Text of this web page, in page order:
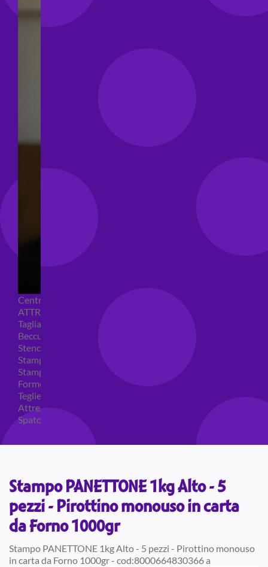
Centrini e Sacchetti Alimentari
ATTREZZI PER DOLCI
Tagliapasta
Beccucci e Sac à poche
Stencil per torte
Stampi ad espulsione
Stampi in silicone
Forme per cioccolato
Teglie per torte
Attrezzi cake design
Spatole ed accessori per decorare
Stampo PANETTONE 1kg Alto - 5
pezzi - Pirottino monouso in carta
da Forno 1000gr
Stampo PANETTONE 1kg Alto - 5 pezzi - Pirottino monouso
in carta da Forno 1000gr - cod:8000664830366 a